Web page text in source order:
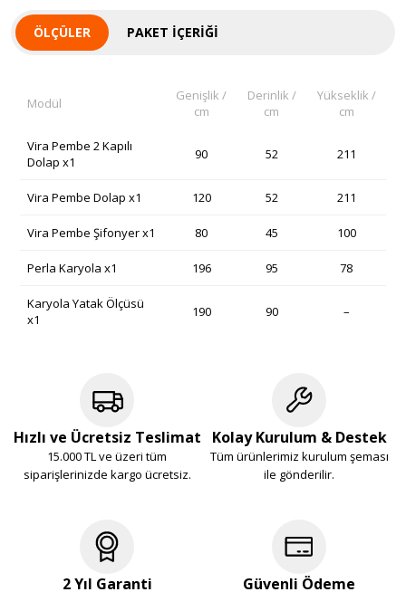
ÖLÇÜLER PAKET İÇERIĞI
Modül
Genişlik /
cm
Derinlik /
cm
Yükseklik /
cm
Vira Pembe 2 Kapılı
Dolap x1
90 52 211
Vira Pembe Dolap x1 120 52 211
Vira Pembe Şifonyer x1 80 45 100
Perla Karyola x1 196 95 78
Karyola Yatak Ölçüsü
x1
190 90 –
Hızlı ve Ücretsiz Teslimat
15.000 TL ve üzeri tüm
siparişlerinizde kargo ücretsiz.
Kolay Kurulum & Destek
Tüm ürünlerimiz kurulum şeması
ile gönderilir.
2 Yıl Garanti Güvenli Ödeme